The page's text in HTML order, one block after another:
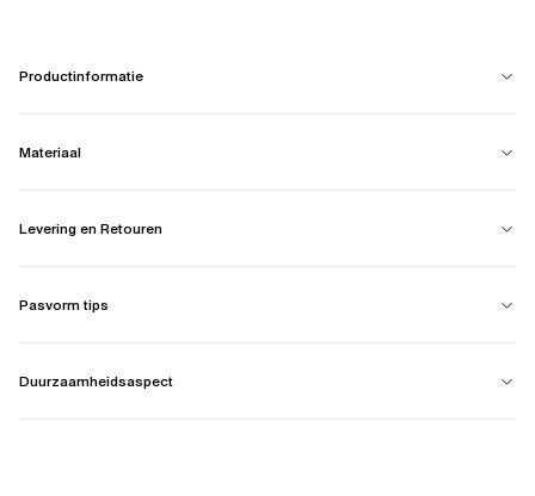
Productinformatie
Materiaal
Levering en Retouren
Pasvorm tips
Duurzaamheidsaspect